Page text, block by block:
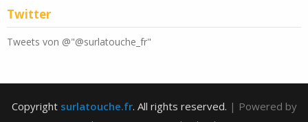
Twitter
Tweets von @"@surlatouche_fr"
Copyright surlatouche.fr. All rights reserved. | Powered by